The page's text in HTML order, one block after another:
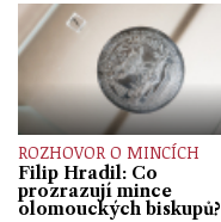
ROZHOVOR O MINCÍCH
Filip Hradil: Co
prozrazují mince
olomouckých biskupů?